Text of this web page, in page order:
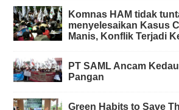
Komnas HAM tidak
menyelesaikan Kasus
Manis, Konflik Terjadi
PT SAML Ancam
Pangan
Green Habits to Save